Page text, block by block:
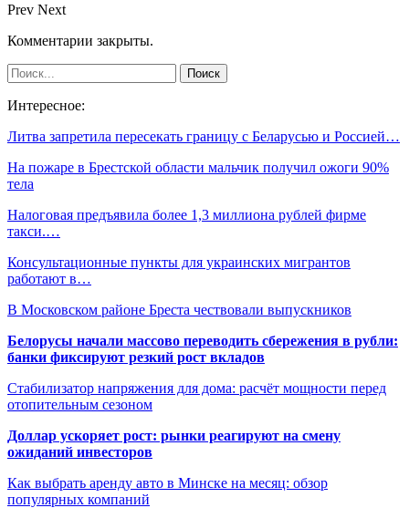
Prev Next
Комментарии закрыты.
Интересное:
Литва запретила пересекать границу с Беларусью и Россией…
На пожаре в Брестской области мальчик получил ожоги 90%
тела
Налоговая предъявила более 1,3 миллиона рублей фирме
такси.…
Консультационные пункты для украинских мигрантов
работают в…
В Московском районе Бреста чествовали выпускников
Белорусы начали массово переводить сбережения в рубли:
банки фиксируют резкий рост вкладов
Стабилизатор напряжения для дома: расчёт мощности перед
отопительным сезоном
Доллар ускоряет рост: рынки реагируют на смену
ожиданий инвесторов
Как выбрать аренду авто в Минске на месяц: обзор
популярных компаний